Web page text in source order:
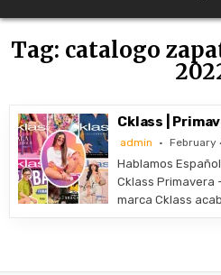
Tag: catalogo
Cklass |
admin February
Hablamos
Cklass Primavera
marca Cklass